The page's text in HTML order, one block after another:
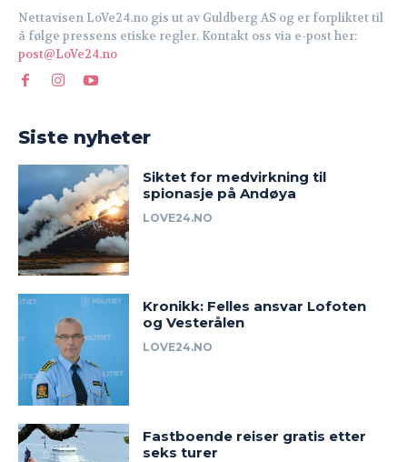
Nettavisen LoVe24.no gis ut av Guldberg AS og er forpliktet til
å følge pressens etiske regler. Kontakt oss via e-post her:
post@LoVe24.no
Siste nyheter
Siktet for medvirkning til
spionasje på Andøya
LOVE24.NO
Kronikk: Felles ansvar Lofoten
og Vesterålen
LOVE24.NO
Fastboende reiser gratis etter
seks turer